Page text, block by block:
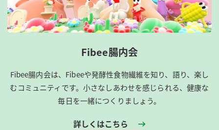
Fibee腸内会
Fibee腸内会は、​Fibeeや発酵性食物繊維を知り、語り、楽し
むコミュニティです。​小さなしあわせを感じられる、健康な
毎日を一緒につくりましょう。
詳しくはこちら